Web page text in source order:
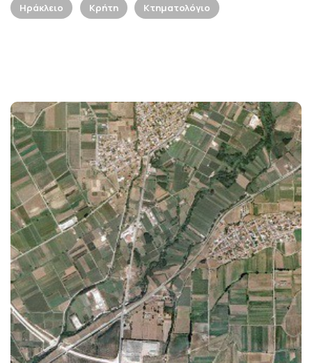
Ηράκλειο Κρήτη Κτηματολόγιο